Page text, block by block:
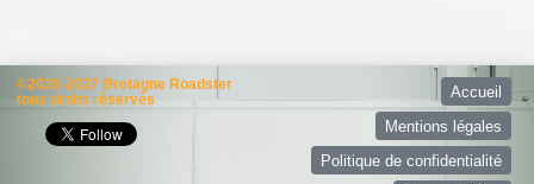
©2026-2027 Bretagne Roadster
tous droits réservés
Accueil
Mentions légales
Politique de confidentialité